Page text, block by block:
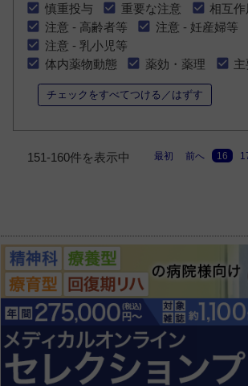
慎重投与
重要な注意 相互作
注意 - 高齢者等
注意 - 妊産婦等
注意 - 乳小児等
体内薬物動態
薬効・薬理
チェックをすべてつける／はずす
151-160件を表示中 最初 前へ 16